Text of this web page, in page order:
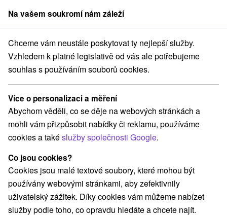
člen skupinySorger
Ubytování s polopenzí: Pobyt plný odpočinku, relaxu a
Ubytování s polopenzí: Pobyt plný
odpočinku, relaxu a blahodárných
účinků tepla
Náš tip
Lázně Rajecké Teplice: sleva ve výši 20 % na vybrané pobyty
do 31.08.2026
Rajecké Teplice
Vybrat termín
Na vašem soukromí nám záleží
Chceme vám neustále poskytovat ty nejlepší služby.
Vzhledem k platné legislativě od vás ale potřebujeme
souhlas s používáním souborů cookies.
Více o personalizaci a měření
Abychom věděli, co se děje na webových stránkách a
mohli vám přizpůsobit nabídky či reklamu, používáme
cookies a takéslužby společnosti Google.
Co jsou cookies?
Cookies jsou malé textové soubory, které mohou být
používány webovými stránkami, aby zefektivnily
uživatelský zážitek. Díky cookies vám můžeme nabízet
služby podle toho, co opravdu hledáte a chcete najít.